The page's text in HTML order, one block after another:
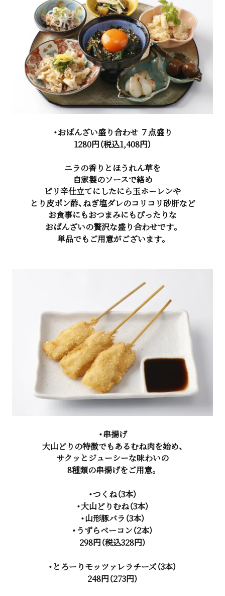
・おばんざい盛り合わせ ７点盛り
1280円（税込1,408円）
ニラの香りとほうれん草を
自家製のソースで絡め
ピリ辛仕立てにしたにら玉ホーレンや
とり皮ポン酢、ねぎ塩ダレのコリコリ砂肝など
お食事にもおつまみにもぴったりな
おばんざいの贅沢な盛り合わせです。
単品でもご用意がございます。
・串揚げ
大山どりの特徴でもあるむね肉を始め、
サクッとジューシーな味わいの
8種類の串揚げをご用意。
・つくね（3本）
・大山どりむね（3本）
・山形豚バラ（3本）
・うずらベーコン（2本）
298円（税込328円）
・とろーりモッツァレラチーズ（3本）
248円（273円）